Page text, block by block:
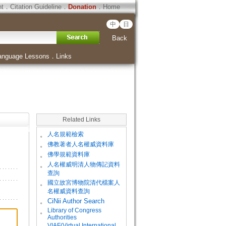
．Citation Guideline．Donation．Home
中 日
Back
Lessons ． Links
Related Links
。 人名規範檢索
。 佛教著者人名權威資料庫
。 佛學規範資料庫
。
人名權威明清人物傳記資料
查詢
。
國立故宮博物院清代檔案人
名權威資料查詢
。
CiNii Author Search
。
Library of Congress
Authorities